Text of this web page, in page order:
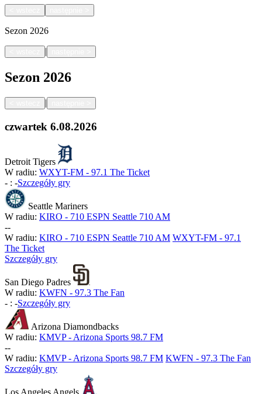
Sezon 2026
|
Sezon 2026
|
czwartek 6.08.2026
Detroit Tigers
W radiu: WXYT-FM - 97.1 The Ticket
- : -Szczegóły gry
Seattle Mariners
W radiu: KIRO - 710 ESPN Seattle 710 AM
--
W radiu: KIRO - 710 ESPN Seattle 710 AM WXYT-FM - 97.1
The Ticket
Szczegóły gry
San Diego Padres
W radiu: KWFN - 97.3 The Fan
- : -Szczegóły gry
Arizona Diamondbacks
W radiu: KMVP - Arizona Sports 98.7 FM
--
W radiu: KMVP - Arizona Sports 98.7 FM KWFN - 97.3 The Fan
Szczegóły gry